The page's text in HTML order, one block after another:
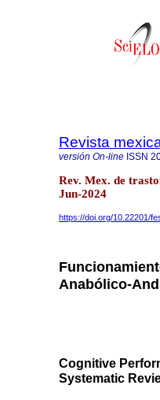
Revista
versión On-line ISSN
Rev. Mex. de
Jun-2024
https://doi.org/10.22201/
Anabólico-
Cognitive
Systematic